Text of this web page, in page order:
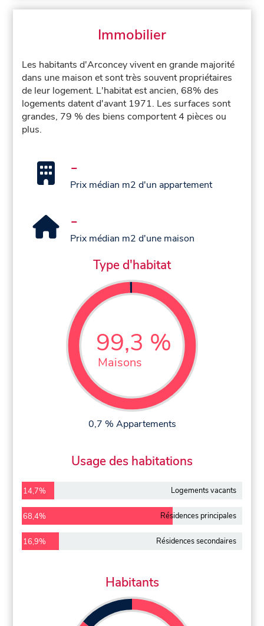
Immobilier
Les habitants d'Arconcey vivent en grande majorité
dans une maison et sont très souvent propriétaires
de leur logement. L'habitat est ancien, 68% des
logements datent d'avant 1971. Les surfaces sont
grandes, 79 % des biens comportent 4 pièces ou
plus.
-
Prix médian m2 d'un appartement
-
Prix médian m2 d'une maison
Type d'habitat
99,3 %
Maisons
0,7 % Appartements
Usage des habitations
14,7% Logements vacants
68,4% Résidences principales
16,9% Résidences secondaires
Habitants